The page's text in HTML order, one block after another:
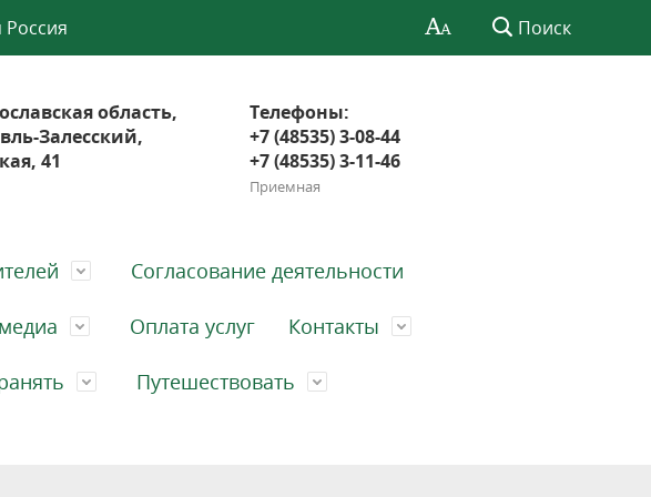
Россия Поиск
область,
Залесский,
41
Телефоны:
+7 (48535) 3-08-44
+7 (48535) 3-11-46
Приемная
Согласование деятельности
Оплата услуг Контакты
Путешествовать